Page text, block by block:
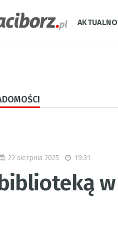
22 sierpnia 2025 19:31